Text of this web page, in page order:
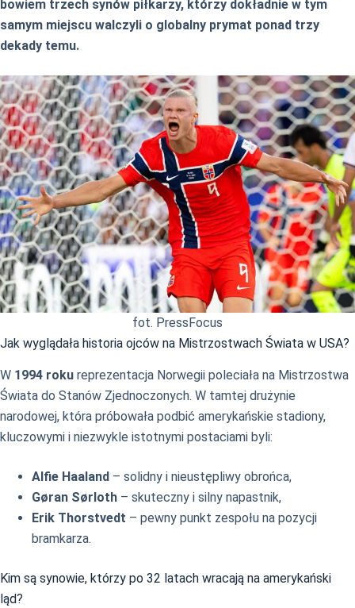
bowiem trzech synów piłkarzy, którzy dokładnie w tym
samym miejscu walczyli o globalny prymat ponad trzy
dekady temu.
fot. PressFocus
Jak wyglądała historia ojców na Mistrzostwach Świata w USA?
W 1994 roku reprezentacja Norwegii poleciała na Mistrzostwa
Świata do Stanów Zjednoczonych. W tamtej drużynie
narodowej, która próbowała podbić amerykańskie stadiony,
kluczowymi i niezwykle istotnymi postaciami byli:
Alfie Haaland – solidny i nieustępliwy obrońca,
Gøran Sørloth – skuteczny i silny napastnik,
Erik Thorstvedt – pewny punkt zespołu na pozycji
bramkarza.
Kim są synowie, którzy po 32 latach wracają na amerykański
ląd?